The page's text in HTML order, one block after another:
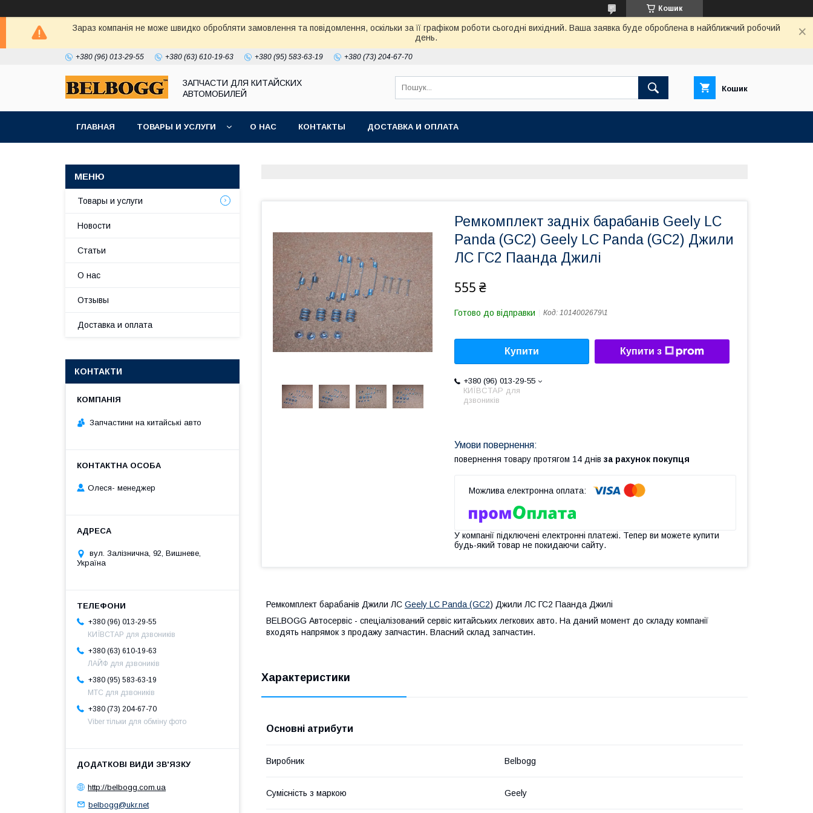
Кошик
Зараз компанія не може швидко обробляти замовлення та повідомлення, оскільки за її графіком роботи сьогодні вихідний. Ваша заявка буде оброблена в найближчий робочий
день.
+380 (96) 013-29-55 +380 (63) 610-19-63 +380 (95) 583-63-19 +380 (73) 204-67-70
ЗАПЧАСТИ ДЛЯ КИТАЙСКИХ
АВТОМОБИЛЕЙ
Кошик
ГЛАВНАЯ ТОВАРЫ И УСЛУГИ О НАС КОНТАКТЫ ДОСТАВКА И ОПЛАТА
Ремкомплект задніх барабанів Geely LC
Panda (GC2) Geely LC Panda (GC2) Джили
ЛС ГС2 Паанда Джилі
555 ₴
Готово до відправки Код: 1014002679\1
Купити Купити з
+380 (96) 013-29-55
КИЇВСТАР для
дзвоників
повернення товару протягом 14 днів за рахунок покупця
У компанії підключені електронні платежі. Тепер ви можете купити
будь-який товар не покидаючи сайту.
Ремкомплект барабанів Джили ЛС Geely LC Panda (GC2) Джили ЛС ГС2 Паанда Джилі
BELBOGG Автосервіс - спеціалізований сервіс китайських легкових авто. На даний момент до складу компанії
входять напрямок з продажу запчастин. Власний склад запчастин.
Характеристики
Основні атрибути
Виробник Belbogg
Сумісність з маркою Geely
Товары и услуги
Новости
Статьи
О нас
Отзывы
Доставка и оплата
КОНТАКТИ
Запчастини на китайські авто
Олеся- менеджер
вул. Залізнична, 92, Вишневе,
Україна
+380 (96) 013-29-55
КИЇВСТАР для дзвоників
+380 (63) 610-19-63
ЛАЙФ для дзвоників
+380 (95) 583-63-19
МТС для дзвоників
+380 (73) 204-67-70
Viber тільки для обміну фото
http://belbogg.com.ua
belbogg@ukr.net